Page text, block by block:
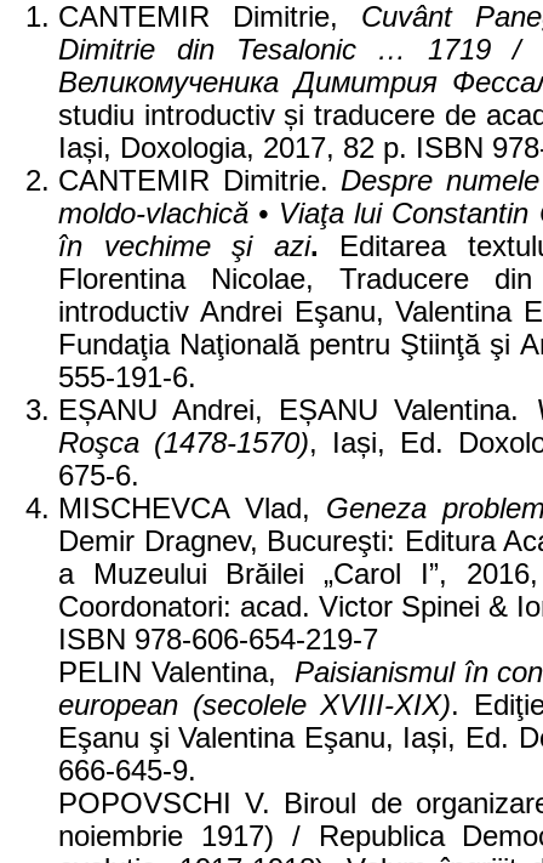
CANTEMIR Dimitrie,
Cuvânt
Dimitrie din Tesalonic … 1719 /
Великомученика Димитрия
studiu introductiv și traducere de
Iași, Doxologia, 2017, 82 p. ISBN
CANTEMIR Dimitrie. Despre
moldo-vlachică • Viaţa lui
în vechime şi azi. Editarea
Florentina Nicolae, Traducere
introductiv Andrei Eşanu, Valentina
Fundaţia Naţională pentru Ştiinţă şi
555-191-6.
EȘANU Andrei, EȘANU Valentina.
Roşca (1478-1570), Iași, Ed.
675-6.
MISCHEVCA Vlad, Geneza
Demir Dragnev, Bucureşti: Editura
a Muzeului Brăilei „Carol I”,
Coordonatori: acad. Victor Spinei &
ISBN 978-606-654-219-7
PELIN Valentina, Paisianismul în
european (secolele XVIII-XIX).
Eşanu şi Valentina Eşanu, Iași, Ed.
666-645-9.
POPOVSCHI V. Biroul de
noiembrie 1917) / Republica